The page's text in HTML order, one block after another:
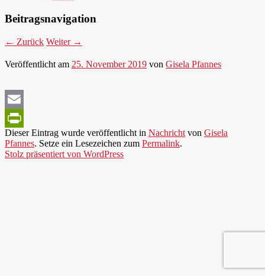
Beitragsnavigation
← Zurück Weiter →
Veröffentlicht am 25. November 2019 von Gisela Pfannes
Email
PrintFriendly
Dieser Eintrag wurde veröffentlicht in Nachricht von Gisela
Pfannes. Setze ein Lesezeichen zum Permalink.
Stolz präsentiert von WordPress